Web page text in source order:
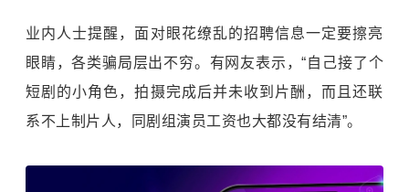
业内人士提醒，面对眼花缭乱的招聘信息一定要擦亮
眼睛，各类骗局层出不穷。有网友表示，“自己接了个
短剧的小角色，拍摄完成后并未收到片酬，而且还联
系不上制片人，同剧组演员工资也大都没有结清”。